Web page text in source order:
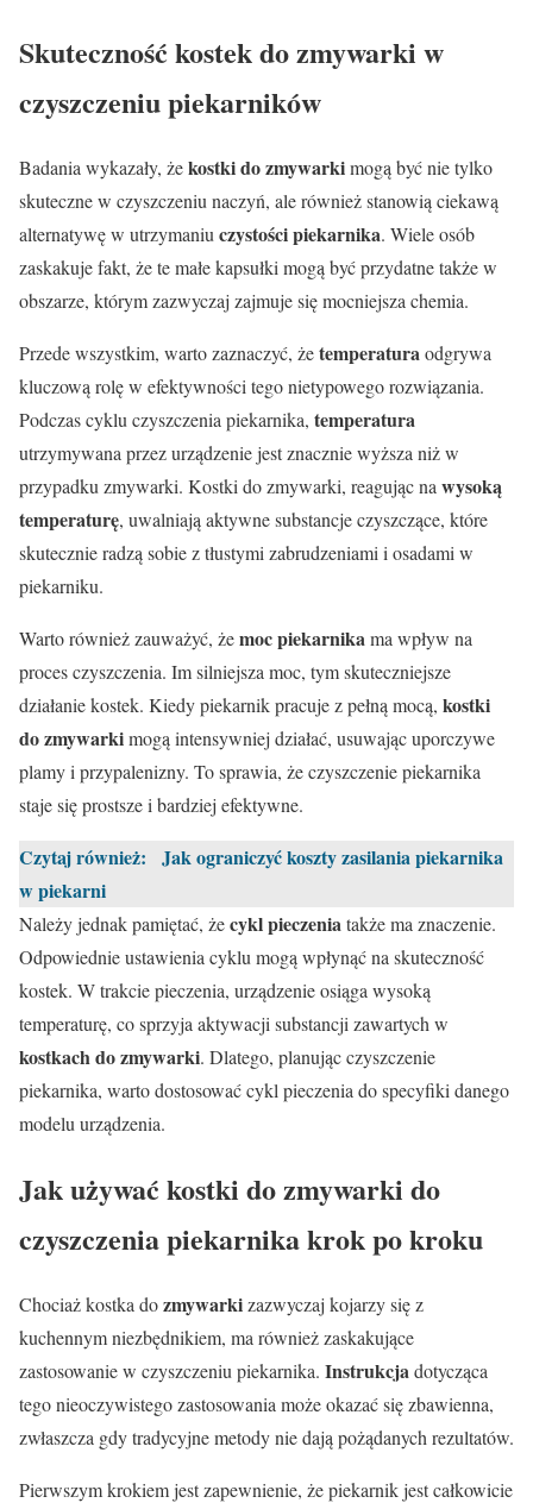
Skuteczność kostek do zmywarki w
czyszczeniu piekarników
Badania wykazały, żekostki do zmywarkimogą być nie tylko
skuteczne w czyszczeniu naczyń, ale również stanowią ciekawą
alternatywę w utrzymaniu czystości piekarnika. Wiele osób
zaskakuje fakt, że te małe kapsułki mogą być przydatne także w
obszarze, którym zazwyczaj zajmuje się mocniejsza chemia.
Przede wszystkim, warto zaznaczyć, żetemperaturaodgrywa
kluczową rolę w efektywności tego nietypowego rozwiązania.
Podczas cyklu czyszczenia piekarnika, temperatura
utrzymywana przez urządzenie jest znacznie wyższa niż w
przypadku zmywarki. Kostki do zmywarki, reagując na wysoką
temperaturę, uwalniają aktywne substancje czyszczące, które
skutecznie radzą sobie z tłustymi zabrudzeniami i osadami w
piekarniku.
Warto również zauważyć, żemoc piekarnikama wpływ na
proces czyszczenia. Im silniejsza moc, tym skuteczniejsze
działanie kostek. Kiedy piekarnik pracuje z pełną mocą, kostki
do zmywarkimogą intensywniej działać, usuwając uporczywe
plamy i przypalenizny. To sprawia, że czyszczenie piekarnika
staje się prostsze i bardziej efektywne.
Czytaj również:
Jak ograniczyć koszty zasilania piekarnika
w piekarni
Należy jednak pamiętać, żecykl pieczeniatakże ma znaczenie.
Odpowiednie ustawienia cyklu mogą wpłynąć na skuteczność
kostek. W trakcie pieczenia, urządzenie osiąga wysoką
temperaturę, co sprzyja aktywacji substancji zawartych w
kostkach do zmywarki. Dlatego, planując czyszczenie
piekarnika, warto dostosować cykl pieczenia do specyfiki danego
modelu urządzenia.
Jak używać kostki do zmywarki do
czyszczenia piekarnika krok po kroku
Chociaż kostka dozmywarkizazwyczaj kojarzy się z
kuchennym niezbędnikiem, ma również zaskakujące
zastosowanie w czyszczeniu piekarnika. Instrukcja dotycząca
tego nieoczywistego zastosowania może okazać się zbawienna,
zwłaszcza gdy tradycyjne metody nie dają pożądanych rezultatów.
Pierwszym krokiem jest zapewnienie, że piekarnik jest całkowicie